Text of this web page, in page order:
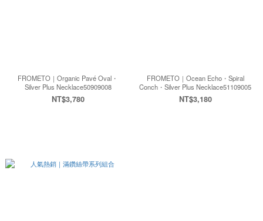
FROMETO｜Organic Pavé Oval・
Silver Plus Necklace50909008
NT$3,780
FROMETO｜Ocean Echo・Spiral
Conch・Silver Plus Necklace51109005
NT$3,180